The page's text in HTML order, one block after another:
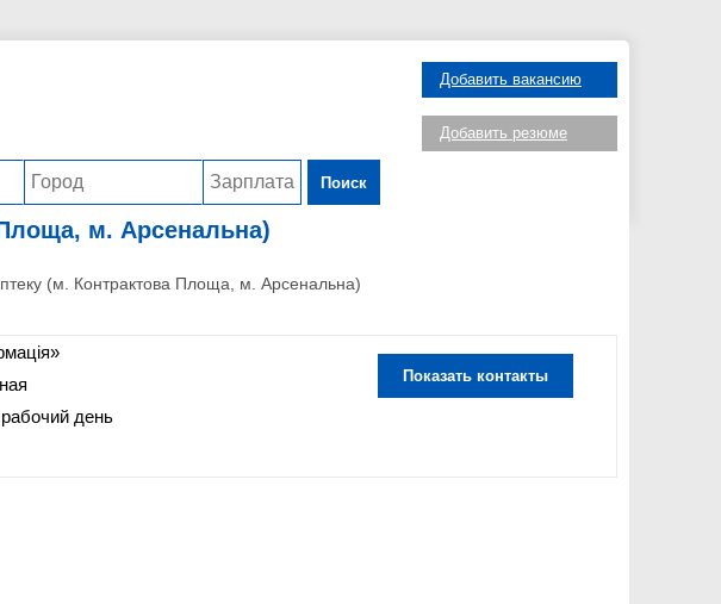
Поиск
Добавить вакансию
Добавить резюме
м. Арсенальна)
(м. Контрактова Площа, м. Арсенальна)
день
Показать контакты